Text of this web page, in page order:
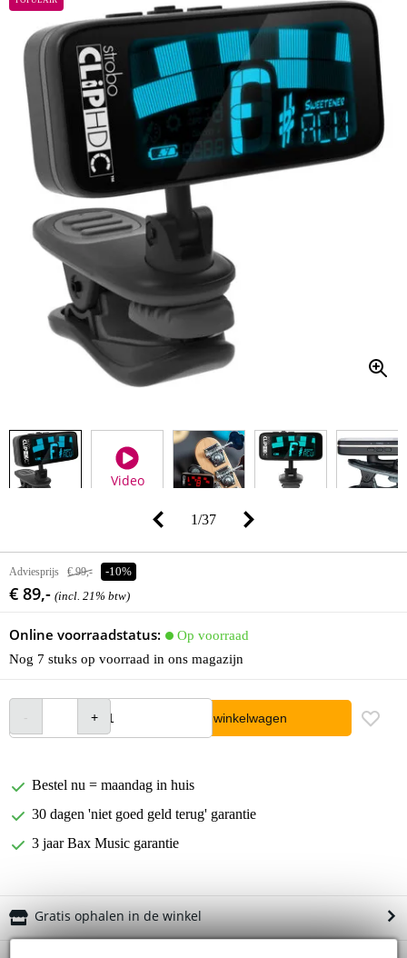
Video
1/37
Adviesprijs € 99,- -10%
€ 89,- (incl. 21% btw)
Online voorraadstatus:
Op voorraad
Nog 7 stuks op voorraad in ons magazijn
In winkelwagen
Bestel nu = maandag in huis
30 dagen 'niet goed geld terug' garantie
3 jaar Bax Music garantie
Gratis ophalen in de winkel